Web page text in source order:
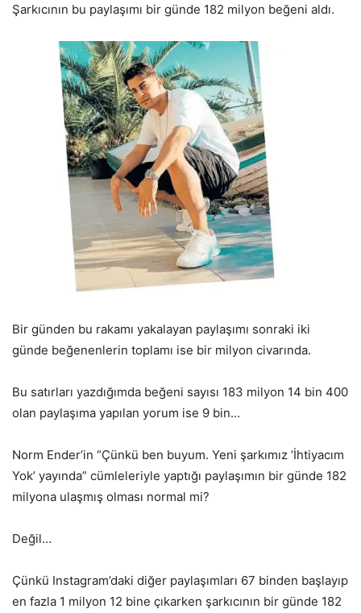
Şarkıcının bu paylaşımı bir günde 182 milyon beğeni aldı.
Bir günden bu rakamı yakalayan paylaşımı sonraki iki
günde beğenenlerin toplamı ise bir milyon civarında.
Bu satırları yazdığımda beğeni sayısı 183 milyon 14 bin 400
olan paylaşıma yapılan yorum ise 9 bin…
Norm Ender’in “Çünkü ben buyum. Yeni şarkımız ‘İhtiyacım
Yok’ yayında” cümleleriyle yaptığı paylaşımın bir günde 182
milyona ulaşmış olması normal mi?
Değil…
Çünkü Instagram’daki diğer paylaşımları 67 binden başlayıp
en fazla 1 milyon 12 bine çıkarken şarkıcının bir günde 182